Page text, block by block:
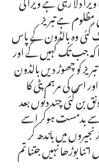
مظلوم ہے تبریز
گئی وہ بالڈون کے پاس
کہ جب تک کہیں گے اور
کو چھوڑ دیں بالڈون
اس کی مرہم پٹی کا
بن گئی چند دنوں بعد
بدمست ہوکر اسے
میں باندھ کر
بوڑھا نہیں جتنا تم